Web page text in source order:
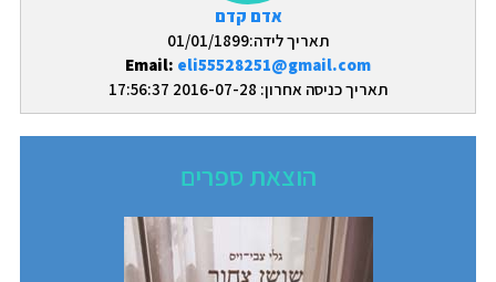
אדם קדם
תאריך לידה:01/01/1899
Email: eli55528251@gmail.com
תאריך כניסה אחרון: 2016-07-28 17:56:37
הוצאת ספרים